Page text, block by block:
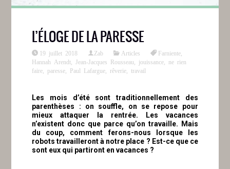
L’ÉLOGE DE LA PARESSE
19 juillet 2018 Zab Articles Farniente
Hannah Arendt
Jean-Jacques Rousseau jouissance
ne rien
faire
paresse Paul Lafargue rêverie travail
Les mois d’été sont traditionnellement des
parenthèses : on souffle, on se repose pour
mieux attaquer la rentrée. Les vacances
n’existent donc que parce qu’on travaille. Mais
du coup, comment ferons-nous lorsque les
robots travailleront à notre place ? Est-ce que ce
sont eux qui partiront en vacances ?